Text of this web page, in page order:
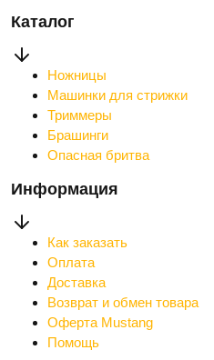
Каталог
Ножницы
Машинки для стрижки
Триммеры
Брашинги
Опасная бритва
Информация
Как заказать
Оплата
Доставка
Возврат и обмен товара
Оферта Mustang
Помощь